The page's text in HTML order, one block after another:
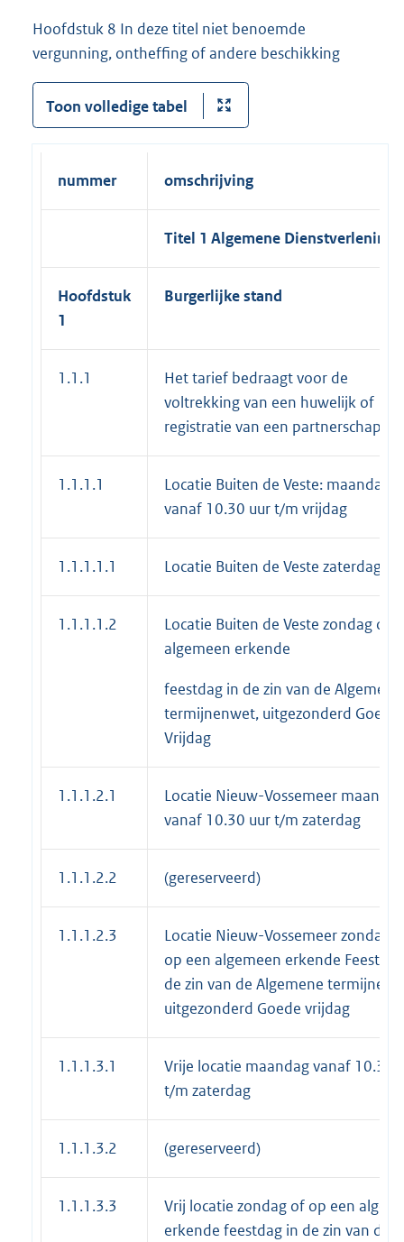
Hoofdstuk 8 In deze titel niet benoemde
vergunning, ontheffing of andere beschikking
Toon volledige tabel
nummer omschrijving
Titel 1 Algemene Dienstverlening
Hoofdstuk
1
Burgerlijke stand
1.1.1
Het tarief bedraagt voor de
voltrekking van een huwelijk of
registratie van een partnerschap
1.1.1.1
Locatie Buiten de Veste: maandag
vanaf 10.30 uur t/m vrijdag
1.1.1.1.1 Locatie Buiten de Veste zaterdagen
1.1.1.1.2
Locatie Buiten de Veste zondag op
algemeen erkende
feestdag in de zin van de Algemene
termijnenwet, uitgezonderd Goede
Vrijdag
1.1.1.2.1
Locatie Nieuw-Vossemeer maandag
vanaf 10.30 uur t/m zaterdag
1.1.1.2.2 (gereserveerd)
1.1.1.2.3
Locatie Nieuw-Vossemeer zondag
op een algemeen erkende
de zin van de Algemene
uitgezonderd Goede vrijdag
1.1.1.3.1
Vrije locatie maandag vanaf 10.30
t/m zaterdag
1.1.1.3.2 (gereserveerd)
1.1.1.3.3
Vrij locatie zondag of op een
erkende feestdag in de zin van de